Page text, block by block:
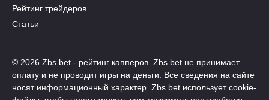
Рейтинг трейдеров
Статьи
© 2026 Zbs.bet - рейтинг капперов. Zbs.bet не принимает
оплату и не проводит игры на деньги. Все сведения на сайте
носят информационный характер. Zbs.bet использует cookie-